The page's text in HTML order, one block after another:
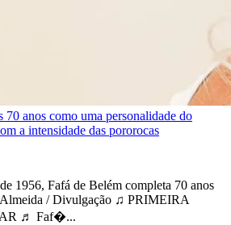
70 anos como uma personalidade do
a intensidade das pororocas
1956, Fafá de Belém completa 70 anos
Almeida / Divulgação ♫ PRIMEIRA
♬ Faf�...